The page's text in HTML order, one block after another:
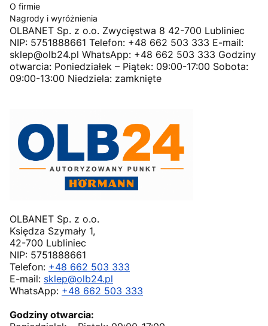
O firmie
Nagrody i wyróżnienia
OLBANET Sp. z o.o. Zwycięstwa 8 42-700 Lubliniec
NIP: 5751888661 Telefon: +48 662 503 333 E-mail:
sklep@olb24.pl WhatsApp: +48 662 503 333 Godziny
otwarcia: Poniedziałek – Piątek: 09:00-17:00 Sobota:
09:00-13:00 Niedziela: zamknięte
OLBANET Sp. z o.o.
Księdza Szymały 1,
42-700 Lubliniec
NIP: 5751888661
Telefon: +48 662 503 333
E-mail: sklep@olb24.pl
WhatsApp: +48 662 503 333
Godziny otwarcia: